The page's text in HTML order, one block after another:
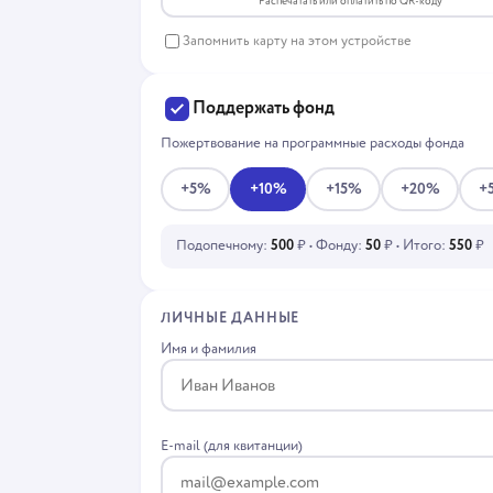
Запомнить карту на этом устройстве
Поддержать фонд
Пожертвование на программные расходы фонда
+5% +10% +15% +20%
Подопечному: 500 ₽ • Фонду: 50 ₽ • Итого: 550 ₽
ЛИЧНЫЕ ДАННЫЕ
Имя и фамилия
E-mail (для квитанции)